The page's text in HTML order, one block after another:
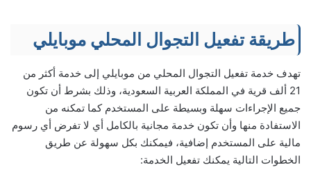
طريقة تفعيل التجوال المحلي موبايلي
تهدف خدمة تفعيل التجوال المحلي من موبايلي إلى خدمة أكثر من
21 ألف قرية في المملكة العربية السعودية، وذلك بشرط أن تكون
جميع الإجراءات سهلة وبسيطة على المستخدم كما تمكنه من
الاستفادة منها وأن تكون خدمة مجانية بالكامل أي لا تفرض أي رسوم
مالية على المستخدم إضافية، فيمكنك بكل سهولة عن طريق
الخطوات التالية يمكنك تفعيل الخدمة: